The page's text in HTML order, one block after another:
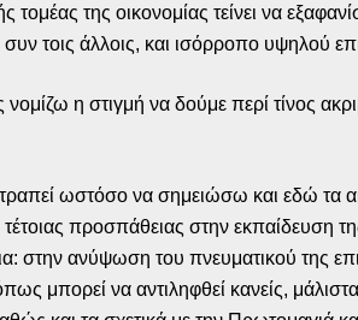
τομέας της οικονομίας τείνει να
τοις άλλοις, και ισόρροπο υψηλού
η στιγμή να δούμε περί τίνος
ωστόσο να σημειώσω και εδώ τα
προσπάθειας στην εκπαίδευση
στην ανύψωση του πνευματικού της
μπορεί να αντιληφθεί κανείς,